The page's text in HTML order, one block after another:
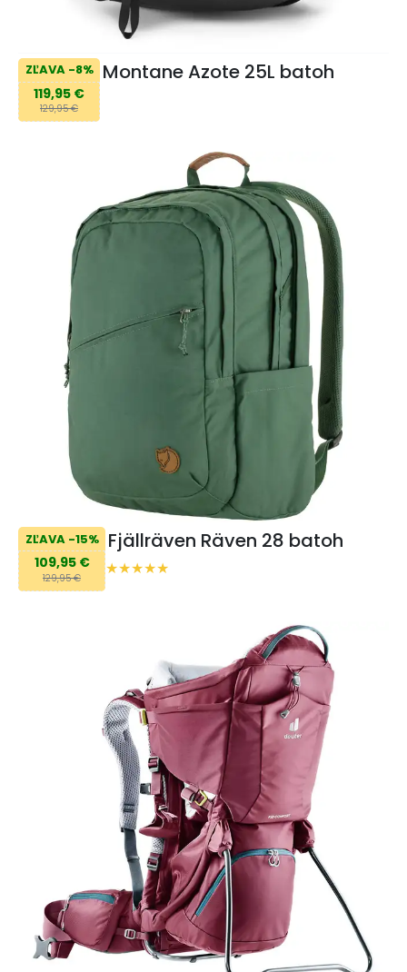
ZĽAVA -8%
119,95 €
129,95 €
Montane Azote 25L batoh
ZĽAVA -15%
109,95 €
129,95 €
Fjällräven Räven 28 batoh